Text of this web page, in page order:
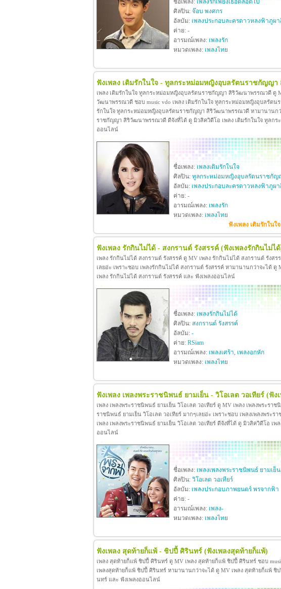
ชื่อเพลง: เพลงรักเพียงเธอตลอดไป
ศิลปิน: จ๊อบ พงศกร
อัลบัม: เพลงประกอบละครดาวหลงฟ้าภูผา
ค่าย: -
อารมณ์เพลง: เพลงรัก
หมวดเพลง: เพลงไทย
ฟังเพลง เติมรักในใจ - ทูลกระหม่อมหญิงอุบลรัตนราชกัญญ
เพลง เติมรักในใจ ทูลกระหม่อมหญิงอุบลรัตนราชกัญญา สิริวัฒนาพรรณวดี ดู
วัฒนาพรรณวดี ชอบ music vdo เพลง เติมรักในใจ ทูลกระหม่อมหญิงอุบลรัต
รักในใจ ทูลกระหม่อมหญิงอุบลรัตนราชกัญญา สิริวัฒนาพรรณวดี หามานานก
ราชกัญญา สิริวัฒนาพรรณวดี ดีจังที่ได้ ดู มิวสิควิดีโอ เพลง เติมรักในใจ ทูล
ออนไลน์
ชื่อเพลง: เพลงเติมรักในใจ
ศิลปิน: ทูลกระหม่อมหญิงอุบลรัตนราชกั
อัลบัม: เพลงประกอบละครดาวหลงฟ้าภูผา
ค่าย: -
อารมณ์เพลง: เพลงรัก
หมวดเพลง: เพลงไทย
ฟังเพลง เติมรักใน
ฟังเพลง รักกินไม่ได้ - สงกรานต์ รังสรรค์ (ฟังเพลงรักกินไม่ไ
เพลง รักกินไม่ได้ สงกรานต์ รังสรรค์ ดู MV เพลง รักกินไม่ได้ สงกรานต์ รังส
เลยอ่ะ เพราะชอบ เพลงรักกินไม่ได้ สงกรานต์ รังสรรค์ หามานานกว่าจะได้
เพลง รักกินไม่ได้ สงกรานต์ รังสรรค์ และ ฟังเพลงออนไลน์
ชื่อเพลง: เพลงรักกินไม่ได้
ศิลปิน: สงกรานต์ รังสรรค์
อัลบัม: -
ค่าย: RSiam
อารมณ์เพลง: เพลงเศร้า, เพลงอกหัก
หมวดเพลง: เพลงไทย
ฟังเพลง เพลงพระราชนิพนธ์ ยามเย็น - วิโอเลต วอเทียร์ (ฟัง
เพลง เพลงพระราชนิพนธ์ ยามเย็น วิโอเลต วอเทียร์ ดู MV เพลง เพลงพระรา
ราชนิพนธ์ ยามเย็น วิโอเลต วอเทียร์ มากๆเลยอ่ะ เพราะชอบ เพลงเพลงพระ
เพลง เพลงพระราชนิพนธ์ ยามเย็น วิโอเลต วอเทียร์ ดีจังที่ได้ ดู มิวสิควิดีโอ เ
ออนไลน์
ชื่อเพลง: เพลงเพลงพระราชนิพนธ์ ยามเย็น
ศิลปิน: วิโอเลต วอเทียร์
อัลบัม: เพลงประกอบภาพยนตร์ พรจากฟ้า
ค่าย: -
อารมณ์เพลง: เพลง-
หมวดเพลง: เพลงไทย
ฟังเพลง สุดท้ายก็แพ้ - ชิปปี้ ศิรินทร์ (ฟังเพลงสุดท้ายก็แพ้)
เพลง สุดท้ายก็แพ้ ชิปปี้ ศิรินทร์ ดู MV เพลง สุดท้ายก็แพ้ ชิปปี้ ศิรินทร์ ชอบ
เพลงสุดท้ายก็แพ้ ชิปปี้ ศิรินทร์ หามานานกว่าจะได้ ดู MV เพลง สุดท้ายก็แพ้
นทร์ และ ฟังเพลงออนไลน์